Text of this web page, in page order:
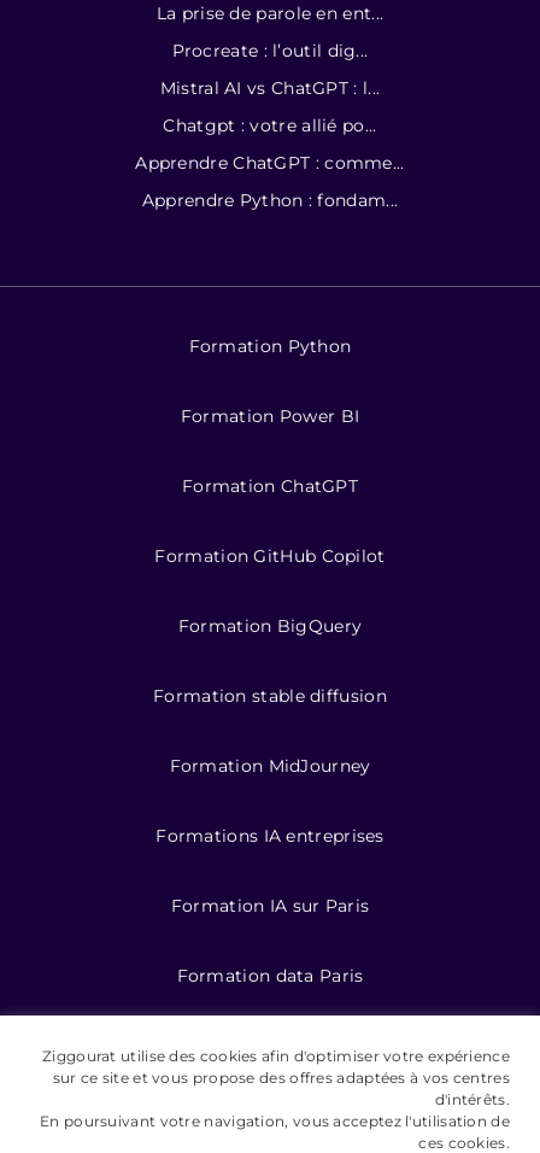
La prise de parole en ent...
Procreate : l’outil dig...
Mistral AI vs ChatGPT : l...
Chatgpt : votre allié po...
Apprendre ChatGPT : comme...
Apprendre Python : fondam...
Formation Python
Formation Power BI
Formation ChatGPT
Formation GitHub Copilot
Formation BigQuery
Formation stable diffusion
Formation MidJourney
Formations IA entreprises
Formation IA sur Paris
Formation data Paris
Formations data
Formation IA pour entreprises
Ziggourat utilise des cookies afin d'optimiser votre expérience
sur ce site et vous propose des offres adaptées à vos centres
d'intérêts.
En poursuivant votre navigation, vous acceptez l'utilisation de
ces cookies.